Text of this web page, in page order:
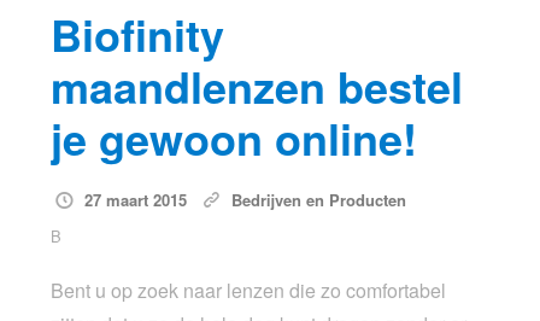
Biofinity
maandlenzen bestel
je gewoon online!
27 maart 2015
Bedrijven en Producten
B
Bent u op zoek naar lenzen die zo comfortabel